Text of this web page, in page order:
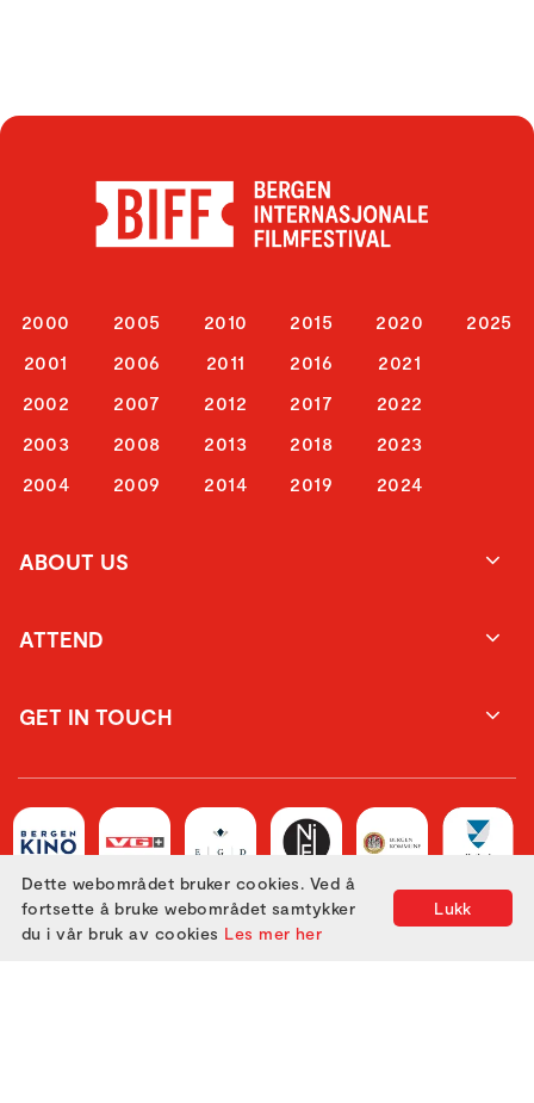
2000
2001
2002
2003
2004
2005
2006
2007
2008
2009
2010
2011
2012
2013
2014
2015
2016
2017
2018
2019
2020
2021
2022
2023
2024
2025
ABOUT US
ATTEND
GET IN TOUCH
Lukk
Dette webområdet bruker cookies. Ved å
fortsette å bruke webområdet samtykker
du i vår bruk av cookies Les mer her